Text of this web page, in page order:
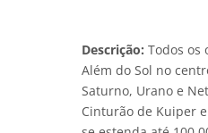
Descrição: Todos os
Além do Sol no
Saturno, Urano e
Cinturão de Kuiper